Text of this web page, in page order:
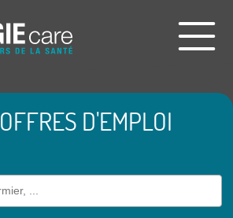
OFFRES D'EMPLOI